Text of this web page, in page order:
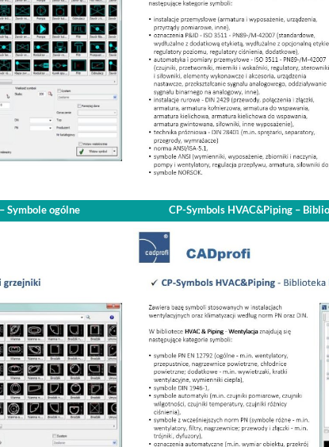
Symbole ogólne CP-Symbols HVAC&Piping –